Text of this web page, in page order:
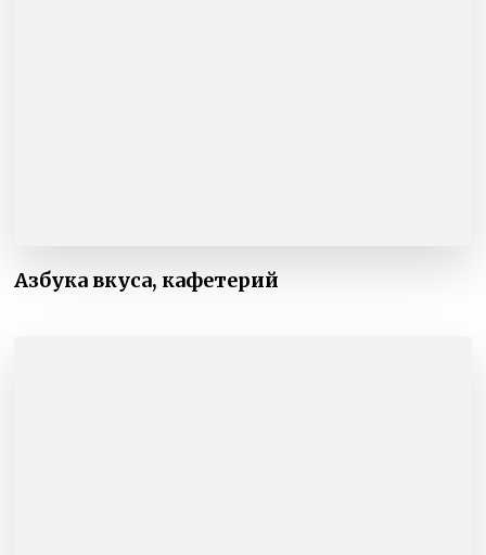
Азбука вкуса, кафетерий